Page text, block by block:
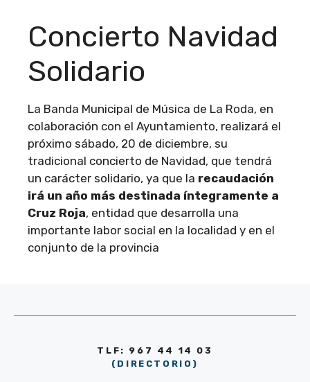
Concierto Navidad
Solidario
La Banda Municipal de Música de La Roda, en
colaboración con el Ayuntamiento, realizará el
próximo sábado, 20 de diciembre, su
tradicional concierto de Navidad, que tendrá
un carácter solidario, ya que la recaudación
irá un año más destinada íntegramente a
Cruz Roja, entidad que desarrolla una
importante labor social en la localidad y en el
conjunto de la provincia
TLF: 967 44 14 03
(DIRECTORIO)